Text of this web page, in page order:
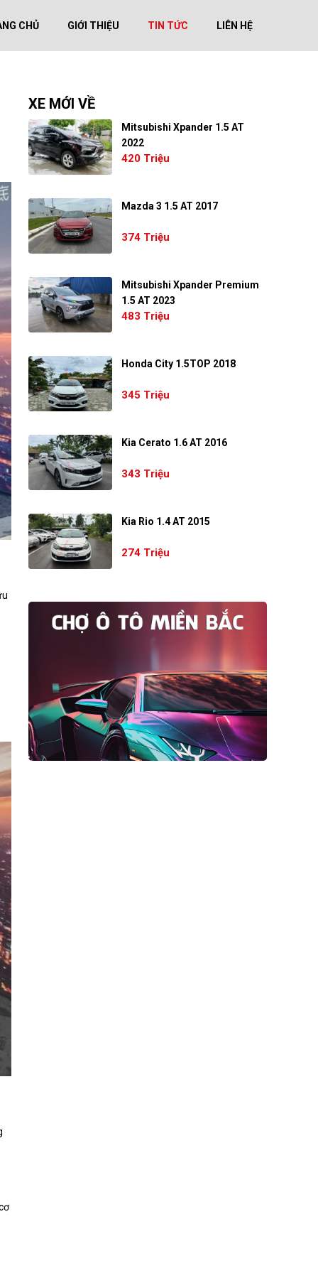
CHỦ GIỚI THIỆU TIN TỨC LIÊN HỆ
XE MỚI VỀ
Mitsubishi Xpander 1.5 AT
2022
420 Triệu
Mazda 3 1.5 AT 2017
374 Triệu
Mitsubishi Xpander Premium
1.5 AT 2023
483 Triệu
Honda City 1.5TOP 2018
345 Triệu
Kia Cerato 1.6 AT 2016
343 Triệu
Kia Rio 1.4 AT 2015
274 Triệu